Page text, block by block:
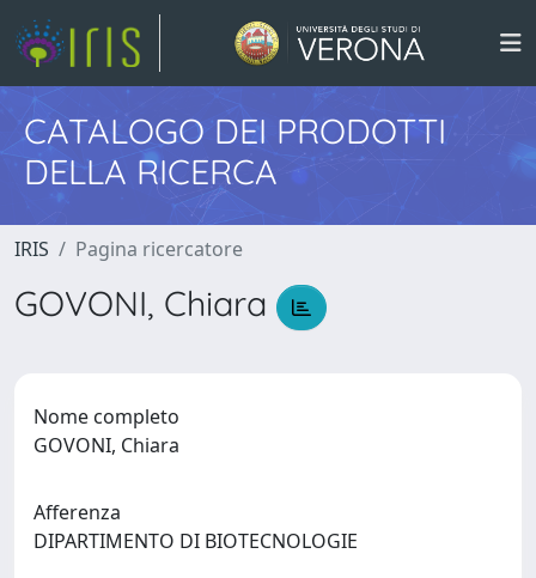
CATALOGO DEI PRODOTTI
DELLA RICERCA
IRIS Pagina ricercatore
GOVONI, Chiara
Nome completo
GOVONI, Chiara
Afferenza
DIPARTIMENTO DI BIOTECNOLOGIE